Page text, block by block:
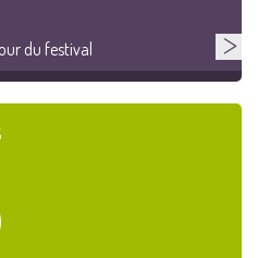
du festival